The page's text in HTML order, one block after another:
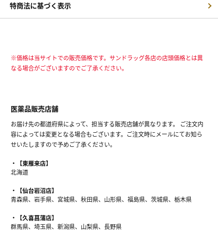
特商法に基づく表示
※価格は当サイトでの販売価格です。サンドラッグ各店の店頭価格とは異
なる場合がございますのでご了承ください。
医薬品販売店舗
お届け先の都道府県によって、担当する販売店舗が異なります。 ご注文内
容によっては変更となる場合もございます。ご注文時にメールにてお知ら
せいたしますので予めご了承ください。
【東雁来店】
北海道
【仙台岩沼店】
青森県、岩手県、宮城県、秋田県、山形県、福島県、茨城県、栃木県
【久喜菖蒲店】
群馬県、埼玉県、新潟県、山梨県、長野県